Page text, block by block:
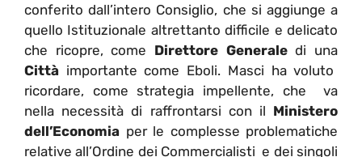
conferito dall’intero Consiglio, che si aggiunge a
quello Istituzionale altrettanto difficile e delicato
che ricopre, come Direttore Generaledi una
Città importante come Eboli. Masci ha voluto
ricordare, come strategia impellente, che va
nella necessità di raffrontarsi con il Ministero
dell’Economia per le complesse problematiche
relative all’Ordine dei Commercialisti e dei singoli